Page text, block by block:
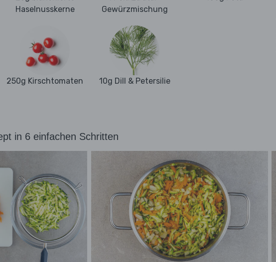
Haselnusskerne
Gewürzmischung
250g Kirschtomaten 10g Dill & Petersilie
in 6 einfachen Schritten